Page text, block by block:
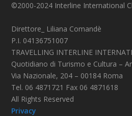
©2000-2024 Interline International
Direttore_ Liliana Comandè
P.I. 04136751007
TRAVELLING INTERLINE
Quotidiano di Turismo e Cultura –
Via Nazionale, 204 – 00184 Roma
Tel. 06 4871721 Fax 06 4871618
All Rights Reserved
Privacy